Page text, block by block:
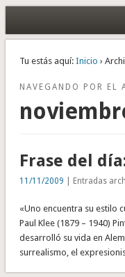
Tu estás aquí: Inicio ›
NAVEGANDO POR EL
Frase del
11/11/2009 | Entradas
«Uno encuentra su estilo
Paul Klee (1879 – 1940)
desarrolló su vida en
surrealismo, el